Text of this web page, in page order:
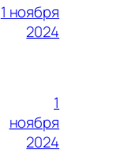
1 ноября
2024
1
ноября
2024